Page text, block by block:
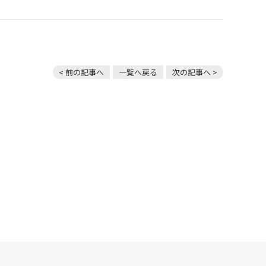
< 前の記事へ 一覧へ戻る 次の記事へ >